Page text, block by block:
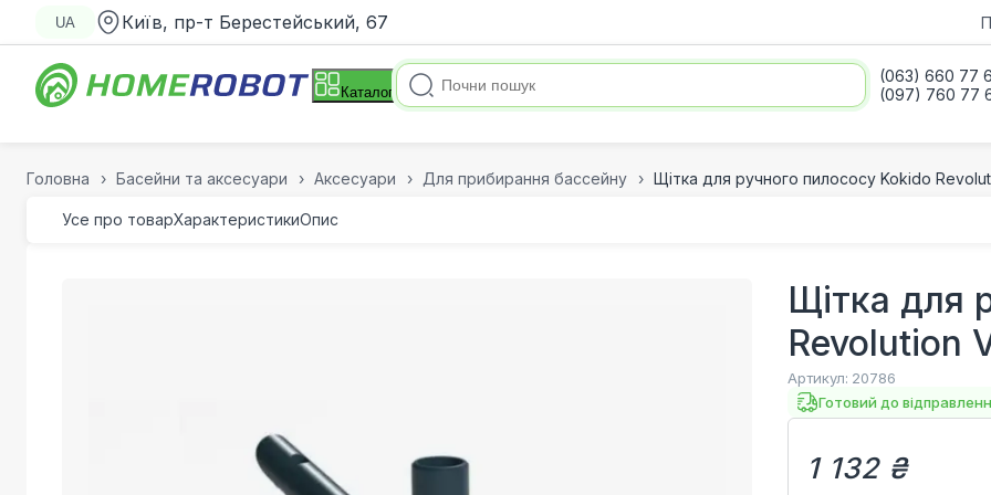
UA Київ, пр-т Берестейський, 67
Каталог
(063) 660 77
(097) 760 77
Головна Басейни та аксесуари Аксесуари Для прибирання бассейну Щітка для ручного пилососу Kokido
Усе про товарХарактеристикиОпис
Щітка для
Revolution
Артикул: 20786
Готовий до
1 132 ₴